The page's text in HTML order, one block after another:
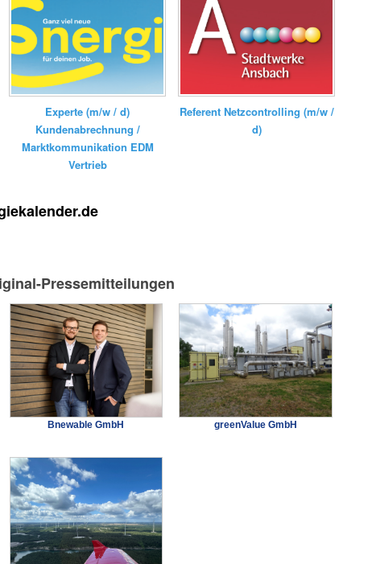
Experte (m/w / d)
Kundenabrechnung /
Marktkommunikation EDM
Vertrieb
Referent Netzcontrolling (m/w /
d)
Pressemitteilungen
Bnewable GmbH greenValue GmbH